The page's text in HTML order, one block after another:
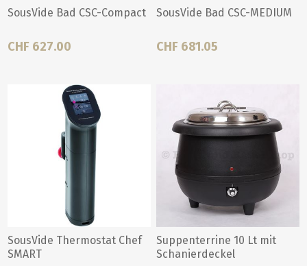
SousVide Bad CSC-Compact
CHF 627.00
SousVide Bad CSC-MEDIUM
CHF 681.05
SousVide Thermostat Chef
SMART
Suppenterrine 10 Lt mit
Schanierdeckel